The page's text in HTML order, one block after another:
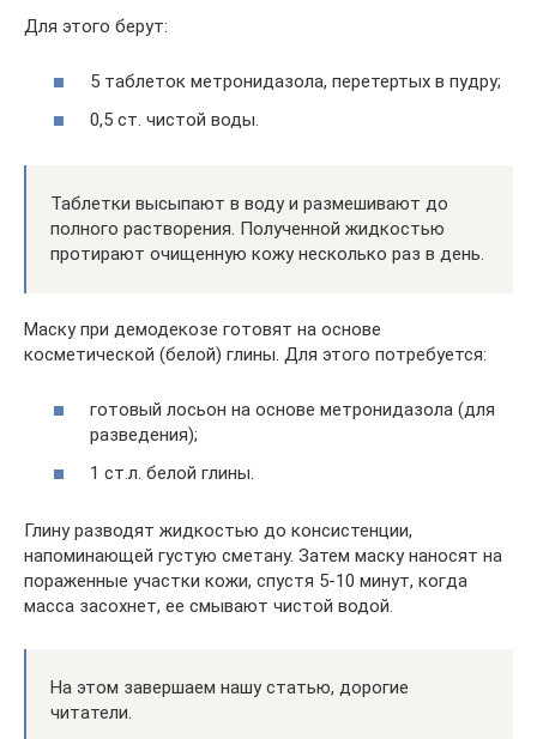
Для этого берут:
5 таблеток метронидазола, перетертых в пудру;
0,5 ст. чистой воды.
Таблетки высыпают в воду и размешивают до
полного растворения. Полученной жидкостью
протирают очищенную кожу несколько раз в день.
Маску при демодекозе готовят на основе
косметической (белой) глины. Для этого потребуется:
готовый лосьон на основе метронидазола (для
разведения);
1 ст.л. белой глины.
Глину разводят жидкостью до консистенции,
напоминающей густую сметану. Затем маску наносят на
пораженные участки кожи, спустя 5-10 минут, когда
масса засохнет, ее смывают чистой водой.
На этом завершаем нашу статью, дорогие
читатели.